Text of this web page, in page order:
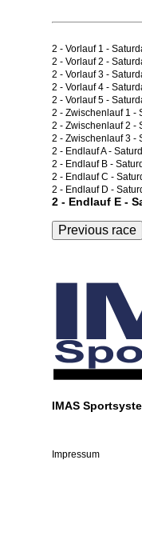
2 - Vorlauf 1 -
2 - Vorlauf 2 -
2 - Vorlauf 3 -
2 - Vorlauf 4 -
2 - Vorlauf 5 -
2 - Zwischenlauf 1 -
2 - Zwischenlauf 2 -
2 - Zwischenlauf 3 -
2 - Endlauf A -
2 - Endlauf B -
2 - Endlauf C -
2 - Endlauf D -
2 - Endlauf E -
Previous race
IMAS
Impressum